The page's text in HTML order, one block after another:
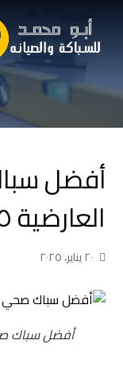
أفضل
العارضية ٦٩٠١٢١٠٥
٢٠ يناير، ٢٠٢٥
أفضل سباك